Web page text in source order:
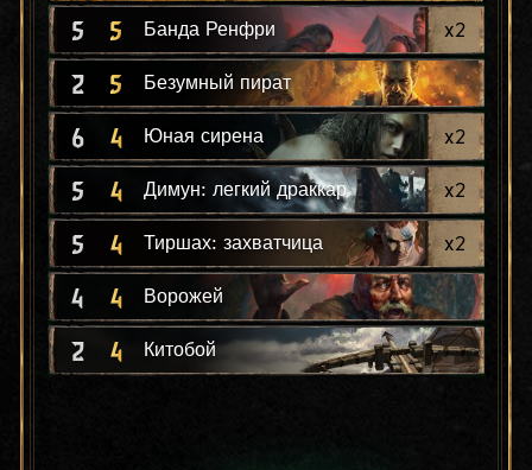
5 5 Банда Ренфри x2
2 5 Безумный пират
6 4 Юная сирена x2
5 4 Димун: легкий драккар x2
5 4 Тиршах: захватчица x2
4 4 Ворожей
2 4 Китобой